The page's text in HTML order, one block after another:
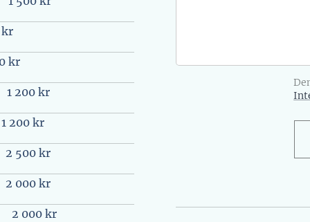
kr
kr
1 200 kr
1 200 kr
2 500 kr
2 000 kr
2 000 kr